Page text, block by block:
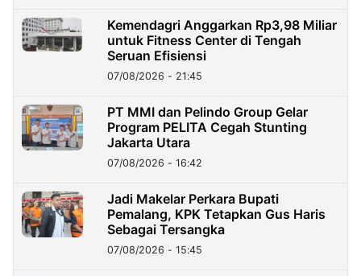
Kemendagri Anggarkan Rp3,98 Miliar
untuk Fitness Center di Tengah
Seruan Efisiensi
07/08/2026 - 21:45
PT MMI dan Pelindo Group Gelar
Program PELITA Cegah Stunting
Jakarta Utara
07/08/2026 - 16:42
Jadi Makelar Perkara Bupati
Pemalang, KPK Tetapkan Gus Haris
Sebagai Tersangka
07/08/2026 - 15:45